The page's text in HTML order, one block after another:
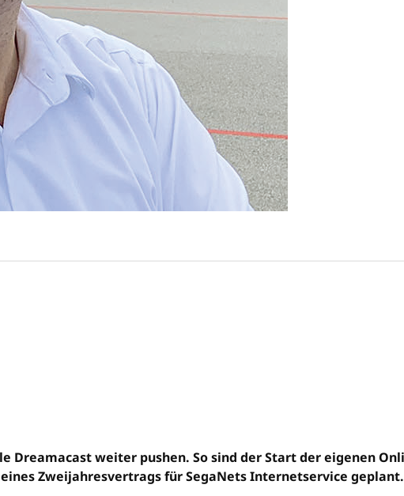
weiter pushen. So sind der Start der eigenen
Zweijahresvertrags für SegaNets Internetservice geplant.